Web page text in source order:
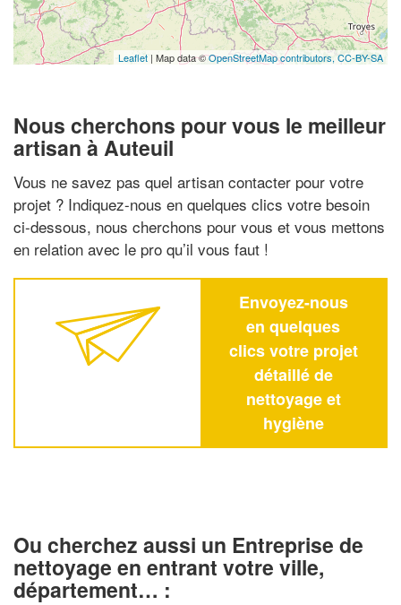
Leaflet | Map data ©OpenStreetMap contributors, CC-BY-SA
Nous cherchons pour vous le meilleur
artisan à Auteuil
Vous ne savez pas quel artisan contacter pour votre
projet ? Indiquez-nous en quelques clics votre besoin
ci-dessous, nous cherchons pour vous et vous mettons
en relation avec le pro qu’il vous faut !
Envoyez-nous
en quelques
clics votre projet
détaillé de
nettoyage et
hygiène
Ou cherchez aussi un Entreprise de
nettoyage en entrant votre ville,
département… :